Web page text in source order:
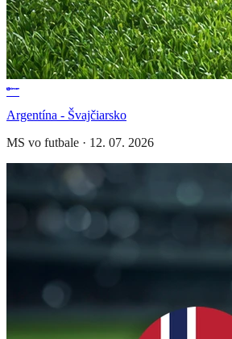
Argentína - Švajčiarsko
MS vo futbale · 12. 07. 2026